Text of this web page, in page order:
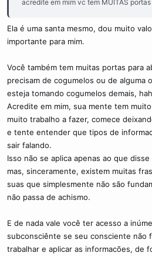
acredite em mim vc tem MUITAS
Ela é uma santa mesmo, dou muito
importante para mim.
Você também tem muitas portas para
precisam de cogumelos ou de alguma
esteja tomando cogumelos demais,
Acredite em mim, sua mente tem
muito trabalho a fazer, comece
e tente entender que tipos de
sair falando.
Isso não se aplica apenas ao que
mas, sinceramente, existem muitas
suas que simplesmente não são
não passa de achismo.
E de nada vale você ter acesso a
subconsciênte se seu consciente não
trabalhar e aplicar as informacões, de